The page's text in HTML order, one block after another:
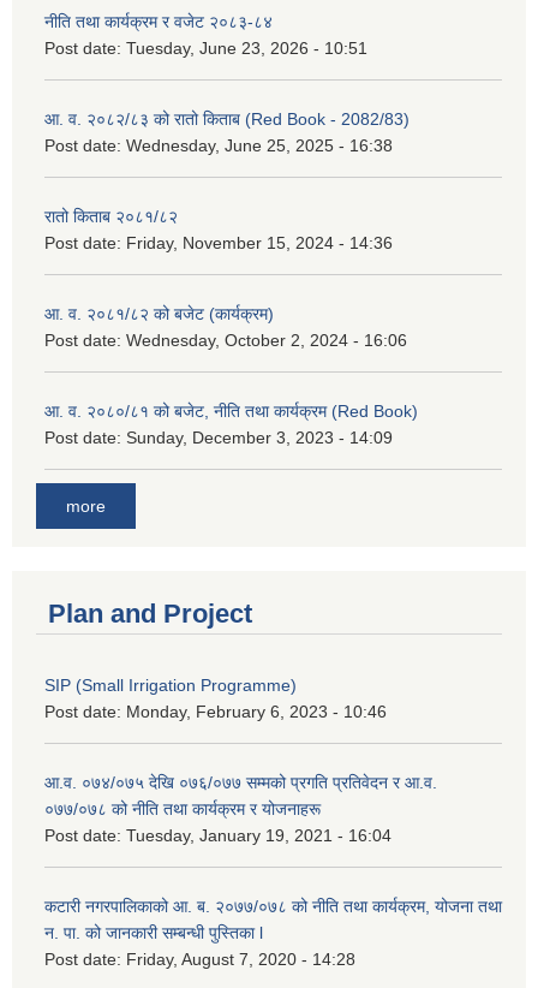
नीति तथा कार्यक्रम र वजेट २०८३-८४
Post date: Tuesday, June 23, 2026 - 10:51
आ. व. २०८२/८३ को रातो किताब (Red Book - 2082/83)
Post date: Wednesday, June 25, 2025 - 16:38
रातो किताब २०८१/८२
Post date: Friday, November 15, 2024 - 14:36
आ. व. २०८१/८२ को बजेट (कार्यक्रम)
Post date: Wednesday, October 2, 2024 - 16:06
आ. व. २०८०/८१ को बजेट, नीति तथा कार्यक्रम (Red Book)
Post date: Sunday, December 3, 2023 - 14:09
more
Plan and Project
SIP (Small Irrigation Programme)
Post date: Monday, February 6, 2023 - 10:46
आ.व. ०७४/०७५ देखि ०७६/०७७ सम्मको प्रगति प्रतिवेदन र आ.व.
०७७/०७८ को नीति तथा कार्यक्रम र योजनाहरू
Post date: Tuesday, January 19, 2021 - 16:04
कटारी नगरपालिकाको आ. ब. २०७७/०७८ को नीति तथा कार्यक्रम, योजना तथा
न. पा. को जानकारी सम्बन्धी पुस्तिका l
Post date: Friday, August 7, 2020 - 14:28